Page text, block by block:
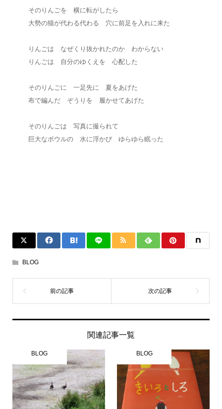
そのりんごを 横に転がしたら
大勢の猫が代わる代わる 穴に前足を入れに来た
りんごは なぜくり抜かれたのか わからない
りんごは 自分のゆくえを 心配した
そのりんごに 一足先に 夏をあげた
布で編んだ ぞうりを 履かせてあげた
そのりんごは 写真に撮られて
巨大なボウルの 水に浮かび ゆらゆら眠った
BLOG
関連記事一覧
BLOG BLOG